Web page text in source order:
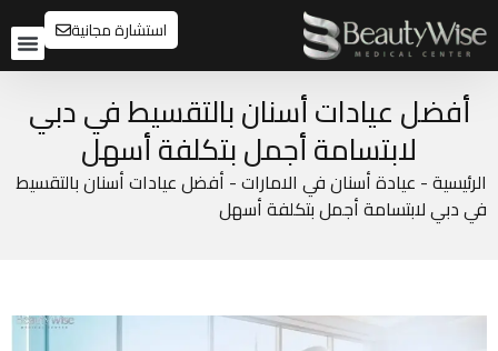
استشارة مجانية
أفضل عيادات أسنان بالتقسيط في دبي
لابتسامة أجمل بتكلفة أسهل
الرئيسية- عيادة أسنان في الامارات- أفضل عيادات أسنان بالتقسيط
في دبي لابتسامة أجمل بتكلفة أسهل